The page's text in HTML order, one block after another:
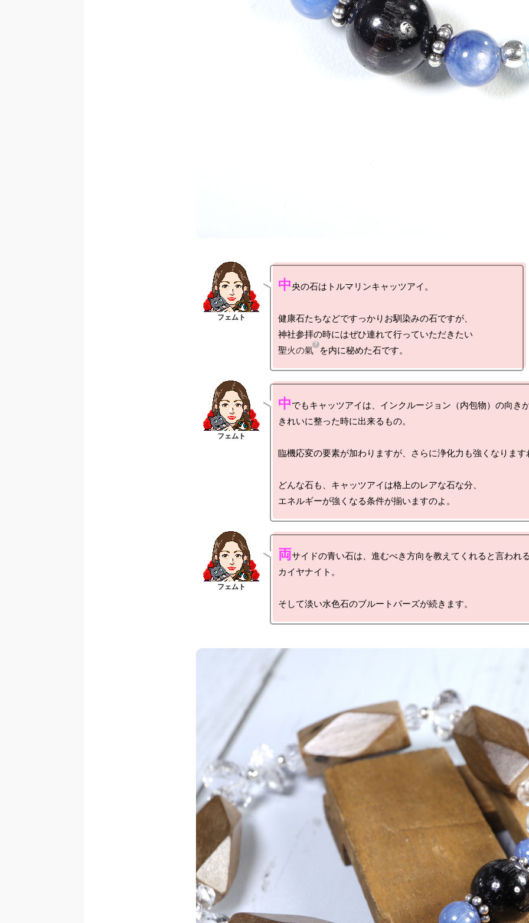
中央の石はトルマリンキャッツアイ。
健康石たちなどですっかりお馴染みの石ですが、
神社参拝の時にはぜひ連れて行っていただきたい
聖火の氣
中でもキャッツアイは、インクルージョン（内包物）の向き
きれいに整った時に出来るもの。
臨機応変の要素が加わりますが、さらに浄化力も強くなります
どんな石も、キャッツアイは格上のレアな石な分、
両サイドの青い石は、進むべき方向を教えてくれると言われ
カイヤナイト。